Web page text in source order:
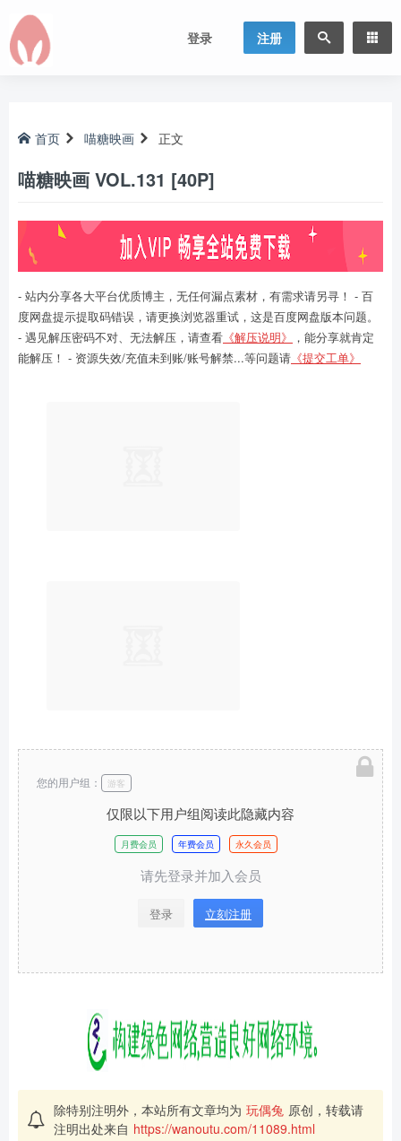
登录 注册
首页 喵糖映画 正文
喵糖映画 VOL.131 [40P]
- 站内分享各大平台优质博主，无任何漏点素材，有需求请另寻！ - 百
度网盘提示提取码错误，请更换浏览器重试，这是百度网盘版本问题。
- 遇见解压密码不对、无法解压，请查看 《解压说明》
，能分享就肯定
能解压！ - 资源失效/充值未到账/账号解禁...等问题请 《提交工单》
仅限以下用户组阅读此隐藏内容
月费会员 年费会员 永久会员
请先登录并加入会员
登录 立刻注册
您的用户组： 游客
除特别注明外，本站所有文章均为 玩偶兔 原创，转载请
注明出处来自 https://wanoutu.com/11089.html